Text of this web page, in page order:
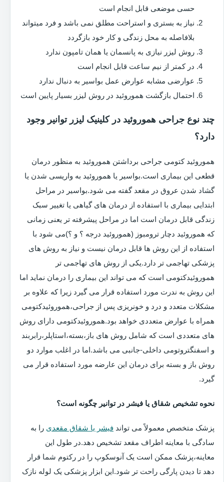
حسی موضعی قابل انجام است
نیاز به بستری و استراحت مطلق نمی باشد و فرد میتواند
بلافاصله به محل زندگی و کار خود بازگردد
روش لیزر نیازی به پانسمان یا همان تامپون ندارد
در کمتر از نیم ساعت قابل انجام است
عوارضی مشابه عوارض عمل بواسیر به دنبال ندارد
احتمال بازگشت هموروئید در روش لیزر بسیار پایین است
چند نوع جراحی هموروئید در کلینیک لیزر توانیر وجود
دارد؟
هموروئید کتومی جراحی برداشتن هموروئید به منظور درمان
قطعی این بیماری است.بواسیر یا هموروئید به واریسی شدن یا
گشاد شدن عروق در مقعد گفته می شود.بواسیر در مراحل
ابتدایی بیماری با استفاده از درمان های گیاهی یا تغییر سبک
زندگی قابل درمان است اما در مراحل پیشرفته تر یعنی زمانی
که هموروئید دچار ترومبوز (هموروئید درجه ؟ و ؟)می شود با
استفاده از این روش ها قابل درمان نیست و نیاز به روش های
پزشکی تهاجمی تر دارد.یکی از روش های تهاجمی تر
هموروئیدکتومی است که می تواند این بیماری را درمان نماید اما
این روش به ندرت مورد استفاده قرار می گیرد زیرا که علاوه بر
مشکلات متعدد و درد و خونریزی پس از جراحی،هموروئیدکتومی
همراه با عوارض متعددی خواهد بود.هموروئیدکتومی دارای روش
های متعددی است که شامل روش های باز،بسته،استاپلر،رابربند
و اسفنگتروتومی داخلی-جانبی می باشد.اما در اغلب موارد دو
روش باز و بسته برای درمان این عارضه مورد استفاده قرار می
گیرد.
نحوه تشخیص شقاق یا فیشر در توانیر چگونه است؟
پزشک متخصص معمولاً می تواند فیشر یا شقاق مقعدی را به
سادگی با معاینه اطراف مقعد تشخیص دهد.در طول این
معاینه،پزشک ممکن است یک آنوسکوپ را در رکتوم شما قرار
دهد تا دیدن پارگی راحت تر شود.این ابزار پزشکی یک لوله نازک